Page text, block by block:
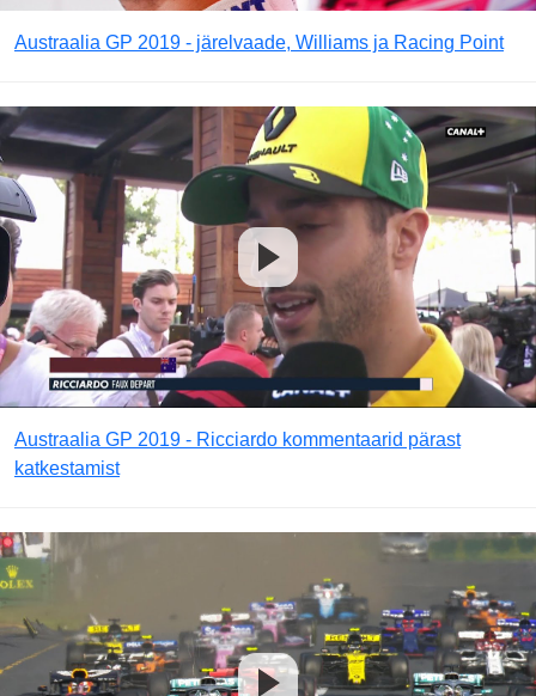
Austraalia GP 2019 - järelvaade, Williams ja Racing Point
Austraalia GP 2019 - Ricciardo kommentaarid pärast
katkestamist